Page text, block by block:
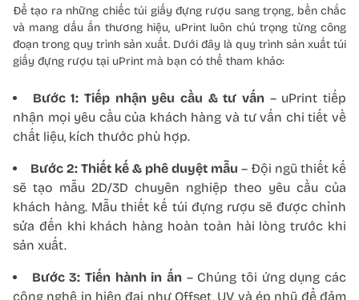
Để tạo ra những chiếc túi giấy đựng rượu sang trọng, bền chắc
và mang dấu ấn thương hiệu, uPrint luôn chú trọng từng công
đoạn trong quy trình sản xuất. Dưới đây là quy trình sản xuất túi
giấy đựng rượu tại uPrint mà bạn có thể tham khảo:
Bước 1: Tiếp nhận yêu cầu & tư vấn – uPrint tiếp
nhận mọi yêu cầu của khách hàng và tư vấn chi tiết về
chất liệu, kích thước phù hợp.
Bước 2: Thiết kế & phê duyệt mẫu – Đội ngũ thiết kế
sẽ tạo mẫu 2D/3D chuyên nghiệp theo yêu cầu của
khách hàng. Mẫu thiết kế túi đựng rượu sẽ được chỉnh
sửa đến khi khách hàng hoàn toàn hài lòng trước khi
sản xuất.
Bước 3: Tiến hành in ấn – Chúng tôi ứng dụng các
công nghệ in hiện đại như Offset, UV và ép nhũ để đảm